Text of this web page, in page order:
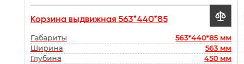
Корзина выдвижная 563*440*85
Габариты
563*440*85 мм
Ширина
563 мм
Глубина
450 мм
